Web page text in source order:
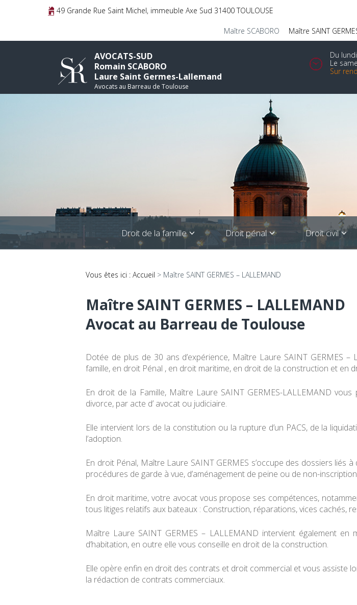
49 Grande Rue Saint Michel, immeuble Axe Sud 31400 TOULOUSE
Maître SCABORO Maître SAINT
AVOCATS-SUD
Romain SCABORO
Laure Saint Germes-Lallemand
Avocats au Barreau de Toulouse
Du
Le
Sur
Droit de la famille Droit pénal Droit civil
Vous êtes ici : Accueil > Maître SAINT GERMES – LALLEMAND
Maître SAINT GERMES – LALLEMAND
Avocat au Barreau de Toulouse
Dotée de plus de 30 ans d’expérience, Maître Laure SAINT GERMES
famille, en droit Pénal , en droit maritime, en droit de la construction et en
En droit de la Famille, Maître Laure SAINT GERMES-LALLEMAND
divorce, par acte d’ avocat ou judiciaire.
Elle intervient lors de la constitution ou la rupture d’un PACS, de la
l’adoption.
En droit Pénal, Maître Laure SAINT GERMES s’occupe des dossiers liés
procédures de garde à vue, d’aménagement de peine ou de non-
En droit maritime, votre avocat vous propose ses compétences,
tous litiges relatifs aux bateaux : Construction, réparations, vices cachés,
Maître Laure SAINT GERMES – LALLEMAND intervient également
d’habitation, en outre elle vous conseille en droit de la construction.
Elle opère enfin en droit des contrats et droit commercial et vous assiste
la rédaction de contrats commerciaux.